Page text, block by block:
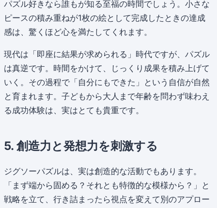
パズル好きなら誰もが知る至福の時間でしょう。小さな
ピースの積み重ねが1枚の絵として完成したときの達成
感は、驚くほど心を満たしてくれます。
現代は「即座に結果が求められる」時代ですが、パズル
は真逆です。時間をかけて、じっくり成果を積み上げて
いく。その過程で「自分にもできた」という自信が自然
と育まれます。子どもから大人まで年齢を問わず味わえ
る成功体験は、実はとても貴重です。
5. 創造力と発想力を刺激する
ジグソーパズルは、実は創造的な活動でもあります。
「まず端から固める？それとも特徴的な模様から？」と
戦略を立て、行き詰まったら視点を変えて別のアプロー